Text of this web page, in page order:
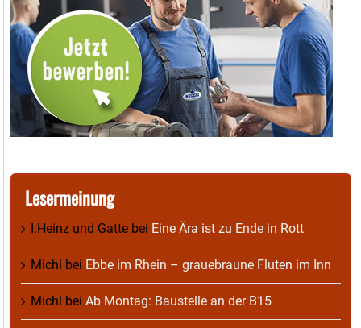
Lesermeinung
I.Heinz und Gatte bei Eine Ära ist zu Ende in Rott
Michl bei Ebbe im Rhein – grauebraune Fluten im Inn
Michl bei Ab Montag: Baustelle an der B15